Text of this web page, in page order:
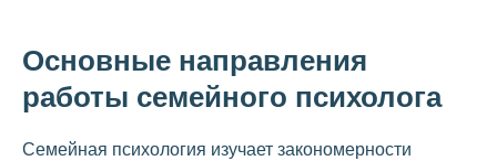
Основные направления
работы семейного психолога
Семейная психология изучает закономерности